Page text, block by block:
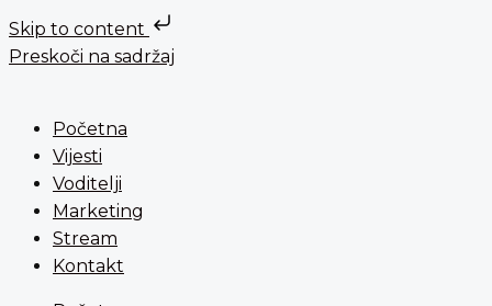
Skip to content
Preskoči na sadržaj
Početna
Vijesti
Voditelji
Marketing
Stream
Kontakt